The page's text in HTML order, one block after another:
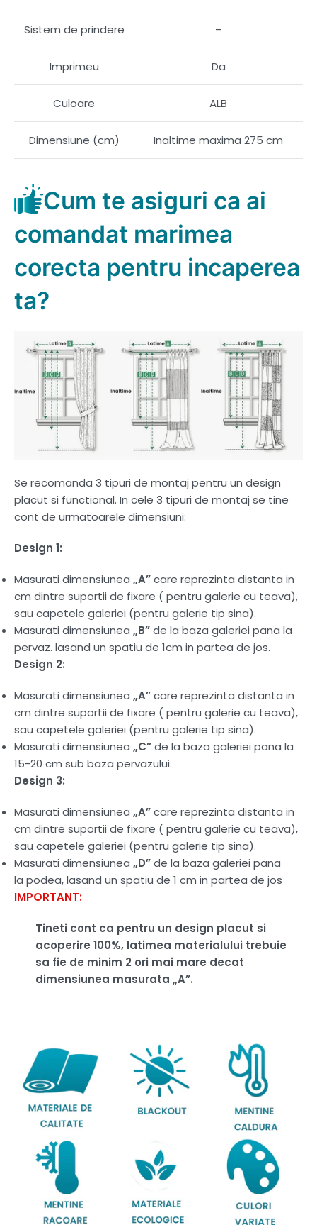
Sistem de prindere –
Imprimeu Da
Culoare ALB
Dimensiune (cm) Inaltime maxima 275 cm
Cum te asiguri ca ai
comandat marimea
corecta pentru incaperea
ta?
Se recomanda 3 tipuri de montaj pentru un design
placut si functional. In cele 3 tipuri de montaj se tine
cont de urmatoarele dimensiuni:
Design 1:
Masurati dimensiunea „A”care reprezinta distanta in
cm dintre suportii de fixare ( pentru galerie cu teava),
sau capetele galeriei (pentru galerie tip sina).
Masurati dimensiunea „B”de la baza galeriei pana la
pervaz. lasand un spatiu de 1cm in partea de jos.
Design 2:
Masurati dimensiunea „A”care reprezinta distanta in
cm dintre suportii de fixare ( pentru galerie cu teava),
sau capetele galeriei (pentru galerie tip sina).
Masurati dimensiunea „C”de la baza galeriei pana la
15-20 cm sub baza pervazului.
Design 3:
Masurati dimensiunea „A”care reprezinta distanta in
cm dintre suportii de fixare ( pentru galerie cu teava),
sau capetele galeriei (pentru galerie tip sina).
Masurati dimensiunea „D”de la baza galeriei pana
la podea, lasand un spatiu de 1 cm in partea de jos
IMPORTANT:
Tineti cont ca pentru un design placut si
acoperire 100%, latimea materialului trebuie
sa fie de minim 2 ori mai mare decat
dimensiunea masurata „A”.